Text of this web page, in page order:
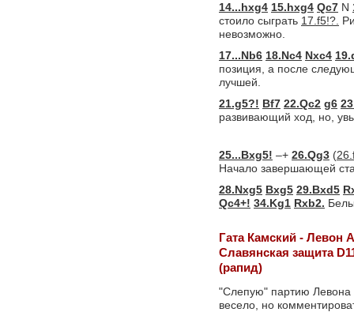
14...hxg4 15.hxg4 Qc7 N
стоило сыграть 17.f5!?.
невозможно.
17...Nb6 18.Nc4 Nxc4
позиция, а после
лучшей.
21.g5?! Bf7 22.Qc2 g6
развивающий ход, но,
25...Bxg5! –+ 26.Qg3 (
Начало завершающей
28.Nxg5 Bxg5 29.Bxd5
Qc4+! 34.Kg1 Rxb2.
Гата Камский - Левон
Славянская защита
(рапид)
"Слепую" партию Левона
весело, но